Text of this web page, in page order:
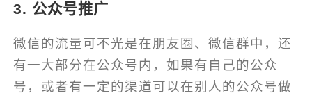
3. 公众号推广
微信的流量可不光是在朋友圈、微信群中，还
有一大部分在公众号内，如果有自己的公众
号，或者有一定的渠道可以在别人的公众号做